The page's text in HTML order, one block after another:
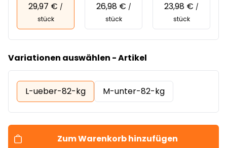
29,97 € /
stück
26,98 € /
stück
23,98 € /
stück
Variationen auswählen - Artikel
L-ueber-82-kg M-unter-82-kg
Zum Warenkorb hinzufügen